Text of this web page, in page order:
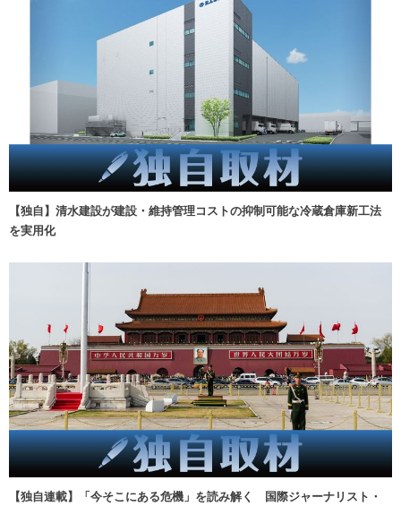
【独自】清水建設が建設・維持管理コストの抑制可能な冷蔵倉庫新工法
を実用化
【独自連載】「今そこにある危機」を読み解く 国際ジャーナリスト・